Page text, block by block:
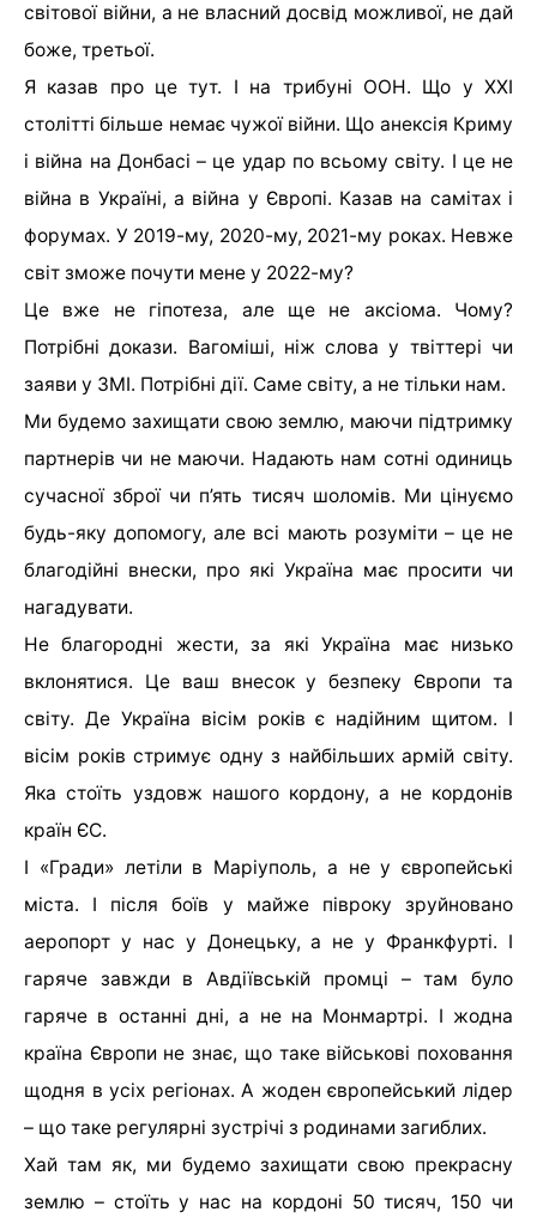
світової війни, а не власний досвід можливої, не дай
боже, третьої.
Я казав про це тут. І на трибуні ООН. Що у XXI
столітті більше немає чужої війни. Що анексія Криму
і війна на Донбасі – це удар по всьому світу. І це не
війна в Україні, а війна у Європі. Казав на самітах і
форумах. У 2019-му, 2020-му, 2021-му роках. Невже
світ зможе почути мене у 2022-му?
Це вже не гіпотеза, але ще не аксіома. Чому?
Потрібні докази. Вагоміші, ніж слова у твіттері чи
заяви у ЗМІ. Потрібні дії. Саме світу, а не тільки нам.
Ми будемо захищати свою землю, маючи підтримку
партнерів чи не маючи. Надають нам сотні одиниць
сучасної зброї чи п’ять тисяч шоломів. Ми цінуємо
будь-яку допомогу, але всі мають розуміти – це не
благодійні внески, про які Україна має просити чи
нагадувати.
Не благородні жести, за які Україна має низько
вклонятися. Це ваш внесок у безпеку Європи та
світу. Де Україна вісім років є надійним щитом. І
вісім років стримує одну з найбільших армій світу.
Яка стоїть уздовж нашого кордону, а не кордонів
країн ЄС.
І «Гради» летіли в Маріуполь, а не у європейські
міста. І після боїв у майже півроку зруйновано
аеропорт у нас у Донецьку, а не у Франкфурті. І
гаряче завжди в Авдіївській промці – там було
гаряче в останні дні, а не на Монмартрі. І жодна
країна Європи не знає, що таке військові поховання
щодня в усіх регіонах. А жоден європейський лідер
– що таке регулярні зустрічі з родинами загиблих.
Хай там як, ми будемо захищати свою прекрасну
землю – стоїть у нас на кордоні 50 тисяч, 150 чи